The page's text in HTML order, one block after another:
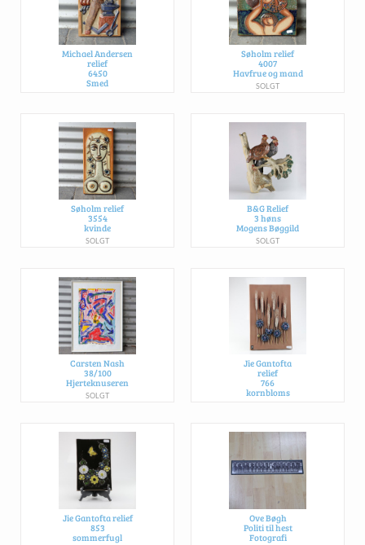
Michael Andersen
relief
6450
Smed
Søholm relief
4007
Havfrue og mand
SOLGT
Søholm relief
3554
kvinde
SOLGT
B&G Relief
3 høns
Mogens Bøggild
SOLGT
Carsten Nash
38/100
Hjerteknuseren
SOLGT
Jie Gantofta
relief
766
kornbloms
Jie Gantofta relief
853
sommerfugl
Ove Bøgh
Politi til hest
Fotografi